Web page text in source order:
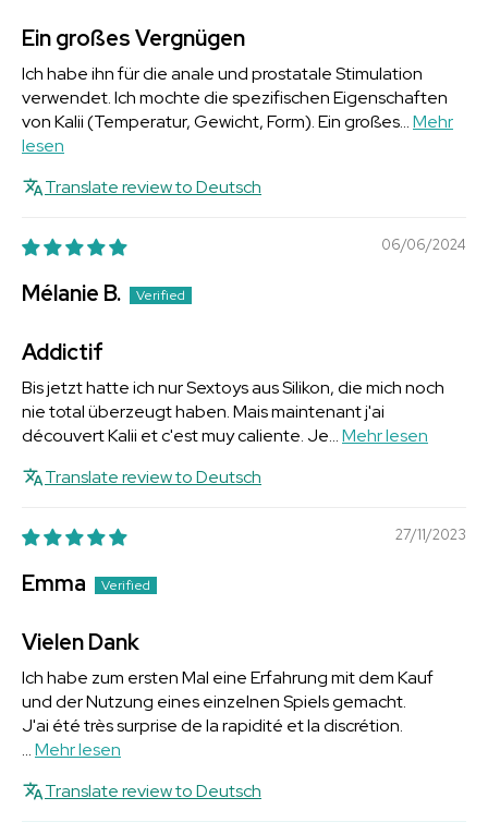
Ein großes Vergnügen
Ich habe ihn für die anale und prostatale Stimulation
verwendet. Ich mochte die spezifischen Eigenschaften
von Kalii (Temperatur, Gewicht, Form). Ein großes...Mehr
lesen
Translate review to Deutsch
06/06/2024
Mélanie B.
Addictif
Bis jetzt hatte ich nur Sextoys aus Silikon, die mich noch
nie total überzeugt haben. Mais maintenant j'ai
découvert Kalii et c'est muy caliente. Je...Mehr lesen
Translate review to Deutsch
27/11/2023
Emma
Vielen Dank
Ich habe zum ersten Mal eine Erfahrung mit dem Kauf
und der Nutzung eines einzelnen Spiels gemacht.
J'ai été très surprise de la rapidité et la discrétion.
...Mehr lesen
Translate review to Deutsch